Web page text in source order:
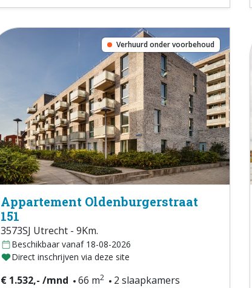
Verhuurd onder voorbehoud
Appartement Oldenburgerstraat
151
3573SJ Utrecht - 9Km.
Beschikbaar vanaf 18-08-2026
Direct inschrijven via deze site
€ 1.532,- /mnd 66 m2 2 slaapkamers